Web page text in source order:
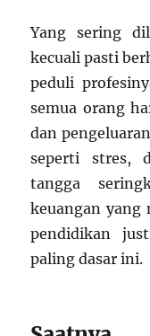
Yang sering
kecuali pasti
peduli
semua orang
dan
seperti stres,
tangga
keuangan yang
pendidikan
paling dasar ini.